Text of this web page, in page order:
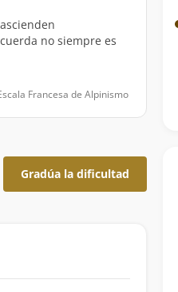
no siempre es
Francesa de Alpinismo
Gradúa la dificultad